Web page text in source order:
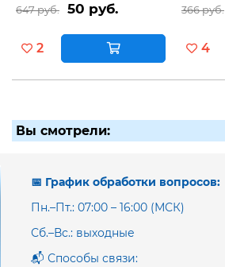
647 руб. 50 руб.
2
366 руб.
4
Вы смотрели:
📅 График обработки вопросов:
Пн.–Пт.: 07:00 – 16:00 (МСК)
Сб.–Вс.: выходные
📬 Способы связи: